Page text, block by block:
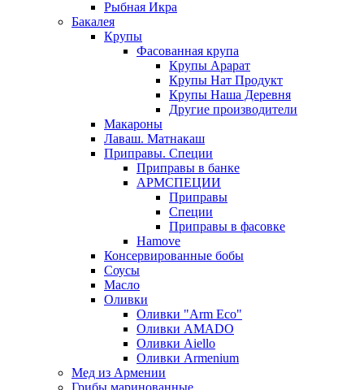
Рыбная Икра
Бакалея
Крупы
Фасованная крупа
Крупы Арарат
Крупы Нат Продукт
Крупы Наша Деревня
Другие производители
Макароны
Лаваш. Матнакаш
Приправы. Специи
Приправы в банке
АРМСПЕЦИИ
Приправы
Специи
Приправы в фасовке
Hamove
Консервированные бобы
Соусы
Масло
Оливки
Оливки "Arm Eco"
Оливки AMADO
Оливки Aiello
Оливки Armenium
Мед из Армении
Грибы маринованные